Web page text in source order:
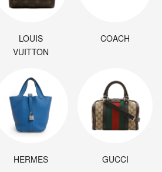
LOUIS
VUITTON
COACH
HERMES GUCCI